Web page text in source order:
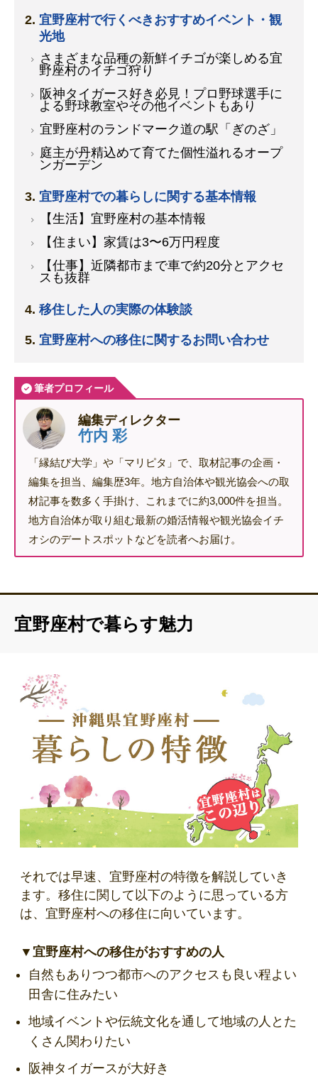
宜野座村で行くべきおすすめイベント・観
光地
さまざまな品種の新鮮イチゴが楽しめる宜
野座村のイチゴ狩り
阪神タイガース好き必見！プロ野球選手に
よる野球教室やその他イベントもあり
宜野座村のランドマーク道の駅「ぎのざ」
庭主が丹精込めて育てた個性溢れるオープ
ンガーデン
宜野座村での暮らしに関する基本情報
【生活】宜野座村の基本情報
【住まい】家賃は3〜6万円程度
【仕事】近隣都市まで車で約20分とアクセ
スも抜群
移住した人の実際の体験談
宜野座村への移住に関するお問い合わせ
筆者プロフィール
編集ディレクター
竹内 彩
「縁結び大学」や「マリピタ」で、取材記事の企画・
編集を担当、編集歴3年。地方自治体や観光協会への取
材記事を数多く手掛け、これまでに約3,000件を担当。
地方自治体が取り組む最新の婚活情報や観光協会イチ
オシのデートスポットなどを読者へお届け。
宜野座村で暮らす魅力
それでは早速、宜野座村の特徴を解説していき
ます。移住に関して以下のように思っている方
は、宜野座村への移住に向いています。
▼宜野座村への移住がおすすめの人
自然もありつつ都市へのアクセスも良い程よい
田舎に住みたい
地域イベントや伝統文化を通して地域の人とた
くさん関わりたい
阪神タイガースが大好き